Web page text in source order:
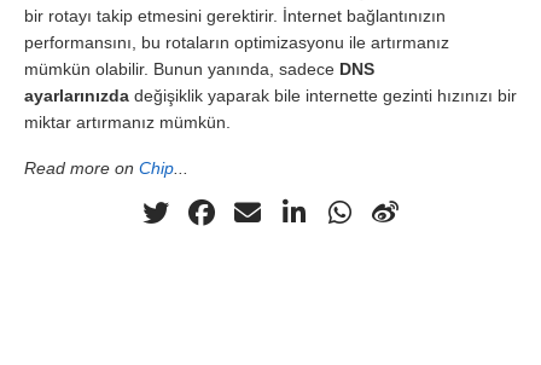
bir rotayı takip etmesini gerektirir. İnternet bağlantınızın
performansını, bu rotaların optimizasyonu ile artırmanız
mümkün olabilir. Bunun yanında, sadece DNS
ayarlarınızda değişiklik yaparak bile internette gezinti hızınızı bir
miktar artırmanız mümkün.
Read more on Chip